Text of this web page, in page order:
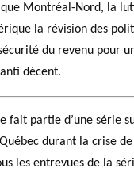
Montréal-Nord, la
la révision des
du revenu pour
décent.
fait partie d’une série
durant la crise de
les entrevues de la